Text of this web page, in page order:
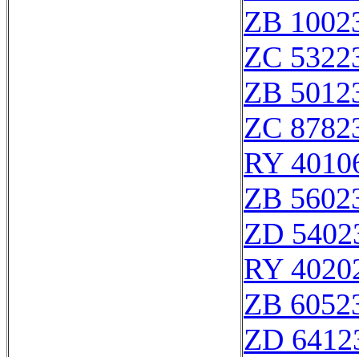
ZB
ZC
ZB
ZC
RY
ZB
ZD
RY
ZB
ZD